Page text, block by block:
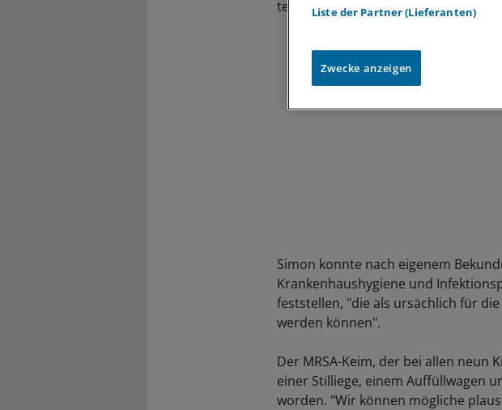
teilte die Klinik mit.
Simon konnte nach eigenem
Krankenhaushygiene und
feststellen, "die als ursächlich für
werden können".
Der MRSA-Keim, der bei allen neun
einer Stilliege, einem Auffüllwagen
worden. "Wir können mögliche
Liste der Partner (Lieferanten)
Zwecke anzeigen